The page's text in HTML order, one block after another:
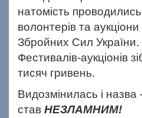
натомість
волонтерів та
Збройних Сил
Фестивалів-аукціонів
тисяч гривень.
Видозмінилась і
став НЕЗЛАМНИМ!